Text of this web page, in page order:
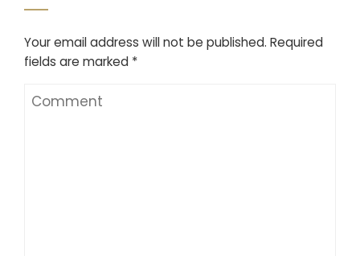
Your email address will not be published. Required
fields are marked *